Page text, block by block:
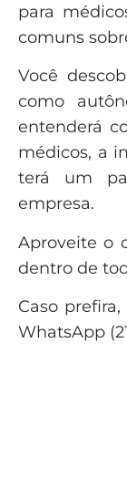
para
comuns
Você
como
entenderá
médicos, a
terá um
empresa.
Aproveite o
dentro de
Caso
WhatsApp